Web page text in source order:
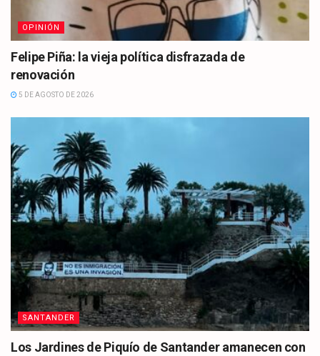
OPINIÓN
Felipe Piña: la vieja política disfrazada de
renovación
5 DE AGOSTO DE 2026
SANTANDER
Los Jardines de Piquío de Santander amanecen con